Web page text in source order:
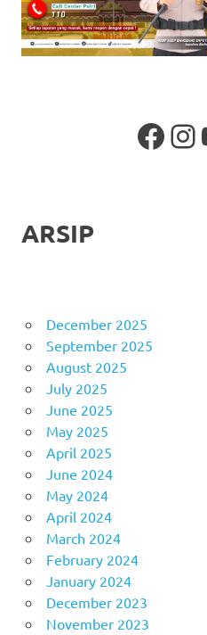
ARSIP
December 2025
September 2025
August 2025
July 2025
June 2025
May 2025
April 2025
June 2024
May 2024
April 2024
March 2024
February 2024
January 2024
December 2023
November 2023